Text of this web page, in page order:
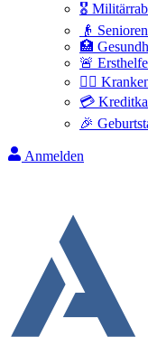
🎖️
👴
🏥
🚨
👩‍⚕️
💳
🎉
Anmelden